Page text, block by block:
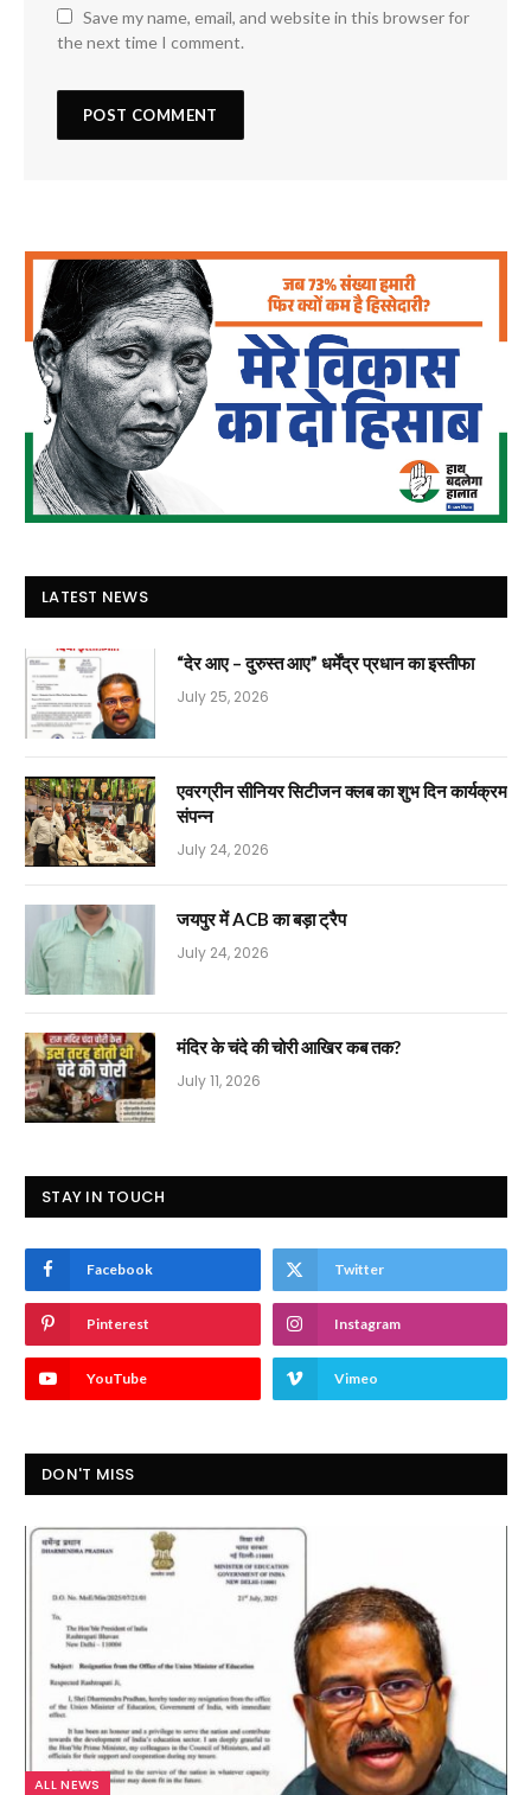
Save my name, email, and website in this browser for
the next time I comment.
LATEST NEWS
“देर आए – दुरुस्त आए” धर्मेंद्र प्रधान का इस्तीफा
July 25, 2026
एवरग्रीन सीनियर सिटीजन क्लब का शुभ दिन कार्यक्रम
संपन्न
July 24, 2026
जयपुर में ACB का बड़ा ट्रैप
July 24, 2026
मंदिर के चंदे की चोरी आखिर कब तक?
July 11, 2026
STAY IN TOUCH
Facebook Twitter
Pinterest Instagram
YouTube Vimeo
DON'T MISS
ALL NEWS